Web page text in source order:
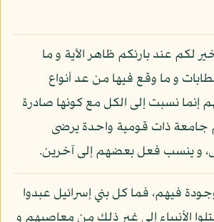
لكم عند بارئكم ظاهر الآية و ما
و ما وقع فيها من عد أنواع
إنما نسبت إلى الكل مع كونها صادرة
ذات قومية واحدة يرضى
و ينسب فعل بعضهم إلى آخرين.
فيهم، فما كل بني إسرائيل عبدوا
الأنبياء إلى غير ذلك من معاصيهم و